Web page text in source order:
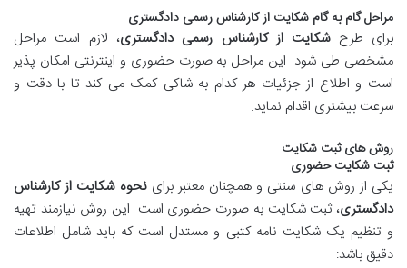
مراحل گام به گام شکایت از کارشناس رسمی دادگستری
برای طرحشکایت از کارشناس رسمی دادگستری، لازم است مراحل
مشخصی طی شود. این مراحل به صورت حضوری و اینترنتی امکان پذیر
است و اطلاع از جزئیات هر کدام به شاکی کمک می کند تا با دقت و
سرعت بیشتری اقدام نماید.
روش های ثبت شکایت
ثبت شکایت حضوری
یکی از روش های سنتی و همچنان معتبر براینحوه شکایت از کارشناس
دادگستری، ثبت شکایت به صورت حضوری است. این روش نیازمند تهیه
و تنظیم یک شکایت نامه کتبی و مستدل است که باید شامل اطلاعات
دقیق باشد: